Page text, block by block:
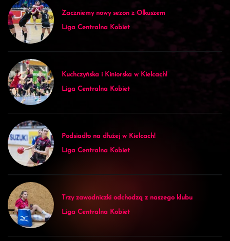
Zaczniemy nowy sezon z Olkuszem
Liga Centralna Kobiet
Kuchczyńska i Kiniorska w Kielcach!
Liga Centralna Kobiet
Podsiadło na dłużej w Kielcach!
Liga Centralna Kobiet
Trzy zawodniczki odchodzą z naszego klubu
Liga Centralna Kobiet